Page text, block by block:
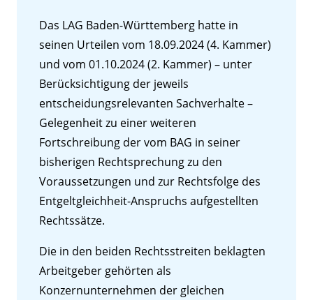
Das LAG Baden-Württemberg hatte in
seinen Urteilen vom 18.09.2024 (4. Kammer)
und vom 01.10.2024 (2. Kammer) – unter
Berücksichtigung der jeweils
entscheidungsrelevanten Sachverhalte –
Gelegenheit zu einer weiteren
Fortschreibung der vom BAG in seiner
bisherigen Rechtsprechung zu den
Voraussetzungen und zur Rechtsfolge des
Entgeltgleichheit-Anspruchs aufgestellten
Rechtssätze.
Die in den beiden Rechtsstreiten beklagten
Arbeitgeber gehörten als
Konzernunternehmen der gleichen